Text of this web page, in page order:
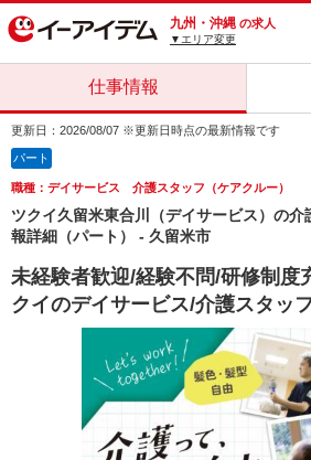
九州・沖縄 の求人
▼エリア変更
仕事情報
更新日：2026/08/07 ※更新日時点の最新情報です
パート
職種：デイサービス 介護スタッフ（ケアクルー）
ツクイ久留米東合川（デイサービス）の
報詳細（パート） - 久留米市
未経験者歓迎/経験不問/研修制度
クイのデイサービス/介護スタッフ